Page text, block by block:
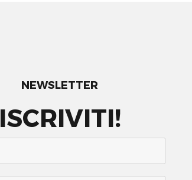
NEWSLETTER
ISCRIVITI!